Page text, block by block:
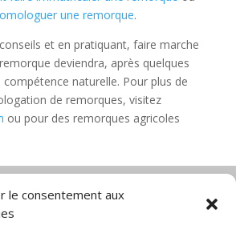
le consentement aux
une remorque.
et en pratiquant, faire marche
deviendra, après quelques
naturelle. Pour plus de
de remorques, visitez
ou pour des remorques agricoles